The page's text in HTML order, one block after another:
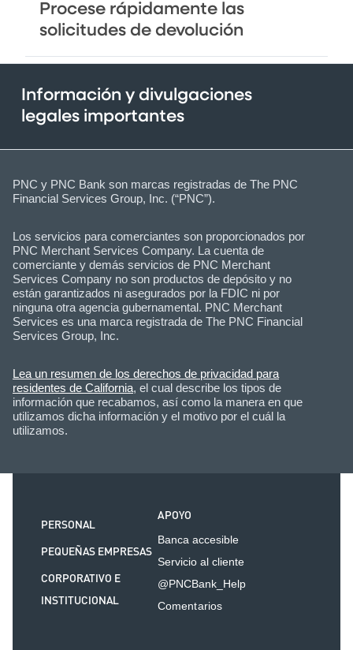
Procese rápidamente las
solicitudes de devolución
Información y divulgaciones
legales importantes
PNC y PNC Bank son marcas registradas de The PNC
Financial Services Group, Inc. (“PNC”).
Los servicios para comerciantes son proporcionados por
PNC Merchant Services Company. La cuenta de
comerciante y demás servicios de PNC Merchant
Services Company no son productos de depósito y no
están garantizados ni asegurados por la FDIC ni por
ninguna otra agencia gubernamental. PNC Merchant
Services es una marca registrada de The PNC Financial
Services Group, Inc.
Lea un resumen de los derechos de privacidad para
residentes de California, el cual describe los tipos de
información que recabamos, así como la manera en que
utilizamos dicha información y el motivo por el cuál la
utilizamos.
PERSONAL
PEQUEÑAS EMPRESAS
CORPORATIVO E
INSTITUCIONAL
APOYO
Banca accesible
Servicio al cliente
@PNCBank_Help
Comentarios